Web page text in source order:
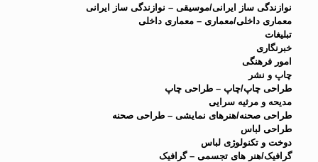
نوازندگی ساز ایرانی/موسیقی – نوازندگی ساز ایرانی
معماری داخلی/معماری – معماری داخلی
تبلیغات
خبرنگاری
امور فرهنگی
چاپ و نشر
طراحی چاپ/چاپ – طراحی چاپ
مدیحه و مرثیه سرایی
طراحی صحنه/هنرهای نمایشی – طراحی صحنه
طراحی لباس
دوخت و تکنولوژی لباس
گرافیک/هنر های تجسمی – گرافیک